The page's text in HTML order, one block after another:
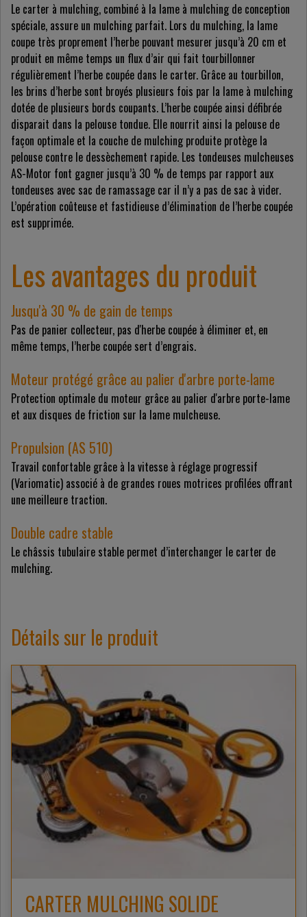
Le carter à mulching, combiné à la lame à mulching de conception
spéciale, assure un mulching parfait. Lors du mulching, la lame
coupe très proprement l’herbe pouvant mesurer jusqu’à 20 cm et
produit en même temps un flux d’air qui fait tourbillonner
régulièrement l’herbe coupée dans le carter. Grâce au tourbillon,
les brins d’herbe sont broyés plusieurs fois par la lame à mulching
dotée de plusieurs bords coupants. L’herbe coupée ainsi défibrée
disparait dans la pelouse tondue. Elle nourrit ainsi la pelouse de
façon optimale et la couche de mulching produite protège la
pelouse contre le dessèchement rapide. Les tondeuses mulcheuses
AS-Motor font gagner jusqu’à 30 % de temps par rapport aux
tondeuses avec sac de ramassage car il n’y a pas de sac à vider.
L’opération coûteuse et fastidieuse d’élimination de l’herbe coupée
est supprimée.
Les avantages du produit
Jusqu'à 30 % de gain de temps
Pas de panier collecteur, pas d'herbe coupée à éliminer et, en
même temps, l’herbe coupée sert d’engrais.
Moteur protégé grâce au palier d'arbre porte-lame
Protection optimale du moteur grâce au palier d'arbre porte-lame
et aux disques de friction sur la lame mulcheuse.
Propulsion (AS 510)
Travail confortable grâce à la vitesse à réglage progressif
(Variomatic) associé à de grandes roues motrices profilées offrant
une meilleure traction.
Double cadre stable
Le châssis tubulaire stable permet d’interchanger le carter de
mulching.
Détails sur le produit
CARTER MULCHING SOLIDE